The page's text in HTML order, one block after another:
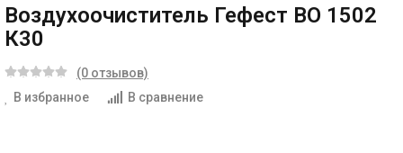
Воздухоочиститель Гефест ВО 1502
К30
(0 отзывов)
В избранное
В сравнение